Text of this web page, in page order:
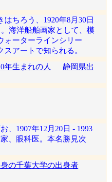
ちろう、1920年8月30日
海洋船舶画家として、模
ォーターラインシリー
アートで知られる。
年生まれの人
静岡県出
、1907年12月20日 - 1993
、眼科医。本名勝見次
の千葉大学の出身者